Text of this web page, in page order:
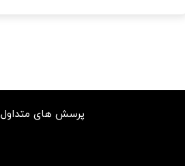
پرسش های متداول